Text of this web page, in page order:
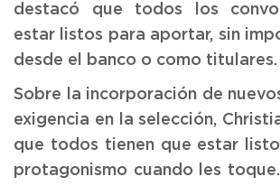
destacó que todos los
estar listos para aportar, sin
desde el banco o como titulares.
Sobre la incorporación de
exigencia en la selección,
que todos tienen que estar
protagonismo cuando les